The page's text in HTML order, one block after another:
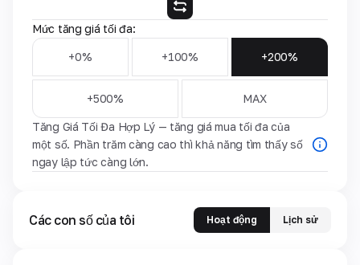
Mức tăng giá tối đa:
+0% +100% +200%
+500% MAX
Tăng Giá Tối Đa Hợp Lý — tăng giá mua tối đa của
một số. Phần trăm càng cao thì khả năng tìm thấy số
ngay lập tức càng lớn.
Các con số của tôi Hoạt động Lịch sử